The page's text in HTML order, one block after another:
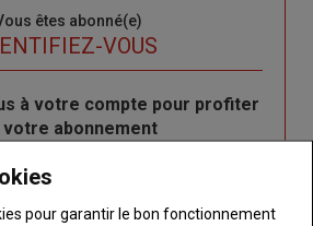
êtes abonné(e)
VOUS
à votre compte pour profiter
votre abonnement
un nouveau compte
pour garantir le bon fonctionnement